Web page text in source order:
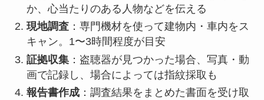
か、心当たりのある人物などを伝える
現地調査：専門機材を使って建物内・車内をス
キャン。1〜3時間程度が目安
証拠収集：盗聴器が見つかった場合、写真・動
画で記録し、場合によっては指紋採取も
報告書作成：調査結果をまとめた書面を受け取